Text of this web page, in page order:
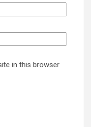
in this browser